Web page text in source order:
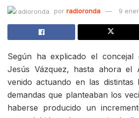
por radioronda 9
Según ha explicado el concejal
Jesús Vázquez, hasta ahora el
venido actuando en las distintas
demandas que planteaban los
haberse producido un